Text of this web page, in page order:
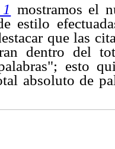
mostramos el
estilo
que las
dentro del
esto
absoluto de